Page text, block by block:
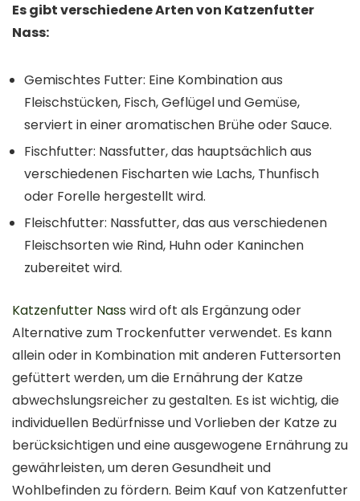
Es gibt verschiedene Arten von Katzenfutter
Nass:
Gemischtes Futter: Eine Kombination aus
Fleischstücken, Fisch, Geflügel und Gemüse,
serviert in einer aromatischen Brühe oder Sauce.
Fischfutter: Nassfutter, das hauptsächlich aus
verschiedenen Fischarten wie Lachs, Thunfisch
oder Forelle hergestellt wird.
Fleischfutter: Nassfutter, das aus verschiedenen
Fleischsorten wie Rind, Huhn oder Kaninchen
zubereitet wird.
Katzenfutter Nasswird oft als Ergänzung oder
Alternative zum Trockenfutter verwendet. Es kann
allein oder in Kombination mit anderen Futtersorten
gefüttert werden, um die Ernährung der Katze
abwechslungsreicher zu gestalten. Es ist wichtig, die
individuellen Bedürfnisse und Vorlieben der Katze zu
berücksichtigen und eine ausgewogene Ernährung zu
gewährleisten, um deren Gesundheit und
Wohlbefinden zu fördern. Beim Kauf von Katzenfutter